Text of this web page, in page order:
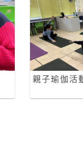
親子瑜伽活